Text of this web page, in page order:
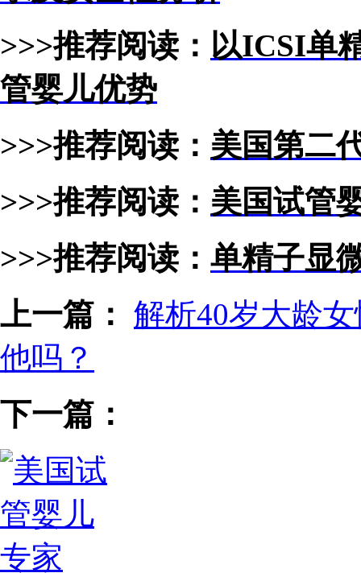
>>>推荐阅读： 以ICSI单
管婴儿优势
>>>推荐阅读： 美国第二
>>>推荐阅读： 美国试管
>>>推荐阅读： 单精子显
上一篇： 解析40岁大龄
他吗？
下一篇：